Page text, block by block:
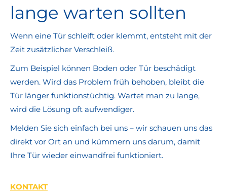
lange warten sollten
Wenn eine Tür schleift oder klemmt, entsteht mit der
Zeit zusätzlicher Verschleiß.
Zum Beispiel können Boden oder Tür beschädigt
werden. Wird das Problem früh behoben, bleibt die
Tür länger funktionstüchtig. Wartet man zu lange,
wird die Lösung oft aufwendiger.
Melden Sie sich einfach bei uns – wir schauen uns das
direkt vor Ort an und kümmern uns darum, damit
Ihre Tür wieder einwandfrei funktioniert.
KONTAKT